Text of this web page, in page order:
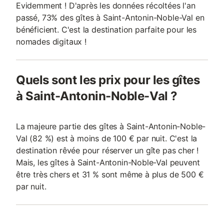
Evidemment ! D'après les données récoltées l'an
passé, 73% des gîtes à Saint-Antonin-Noble-Val en
bénéficient. C'est la destination parfaite pour les
nomades digitaux !
Quels sont les prix pour les gîtes
à Saint-Antonin-Noble-Val ?
La majeure partie des gîtes à Saint-Antonin-Noble-
Val (82 %) est à moins de 100 € par nuit. C'est la
destination rêvée pour réserver un gîte pas cher !
Mais, les gîtes à Saint-Antonin-Noble-Val peuvent
être très chers et 31 % sont même à plus de 500 €
par nuit.